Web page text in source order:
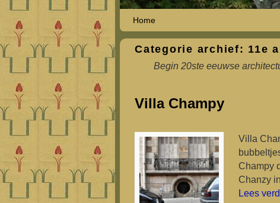
Home
Categorie archief: 11e
Begin 20ste eeuwse
Villa Champy
Villa
Champy
Chanzy
Lees